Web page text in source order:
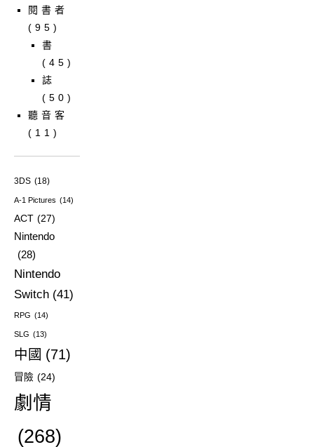
閱書者
(95)
書
(45)
誌
(50)
聽音客
(11)
3DS (18)
A-1 Pictures (14)
ACT (27)
Nintendo
(28)
Nintendo
Switch (41)
RPG (14)
SLG (13)
中國 (71)
冒險 (24)
劇情
(268)